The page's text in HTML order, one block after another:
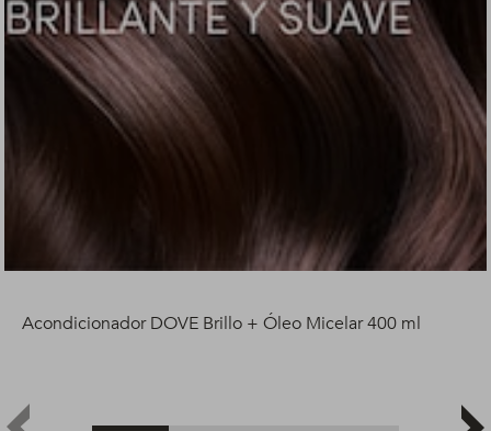
Acondicionador DOVE Brillo + Óleo Micelar 400 ml